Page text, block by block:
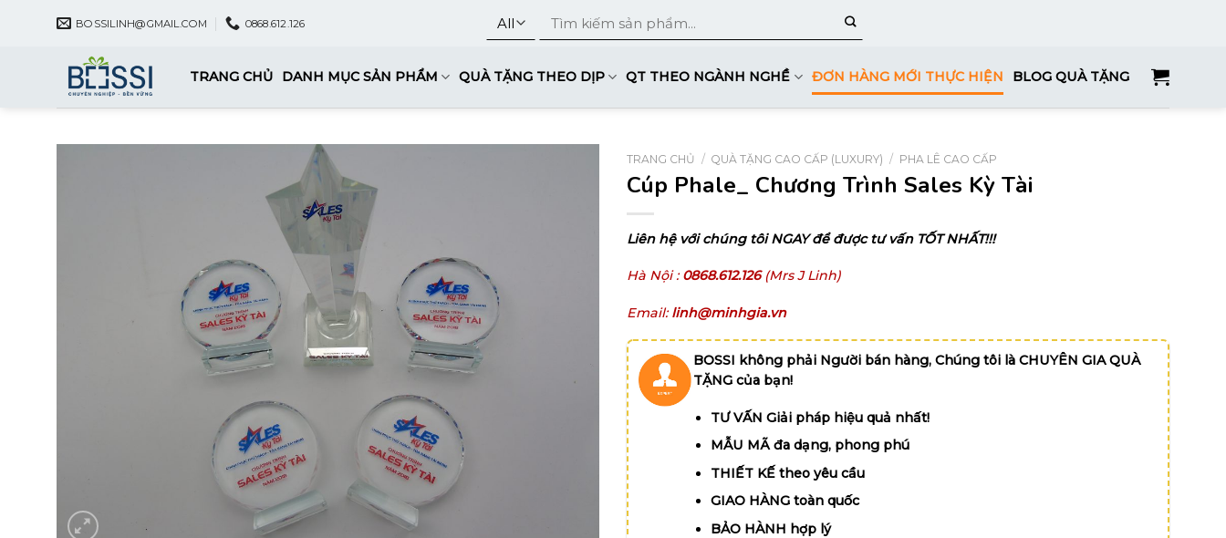
BOSSILINH@GMAIL.COM 0868.612.126
TRANG CHỦ DANH MỤC SẢN PHẨM QUÀ TẶNG THEO DỊP QT THEO NGÀNH NGHỀ ĐƠN HÀNG MỚI THỰC HIỆN BLOG QUÀ TẶNG
TRANG CHỦ / QUÀ TẶNG CAO CẤP (LUXURY) / PHA LÊ CAO CẤP
Cúp Phale_ Chương Trình Sales Kỳ Tài
Liên hệ với chúng tôi NGAY để được tư vấn TỐT NHẤT!!!
Hà Nội :0868.612.126(Mrs J Linh)
Email:linh@minhgia.vn
BOSSI không phải Người bán hàng, Chúng tôi là CHUYÊN GIA QUÀ
TẶNG của bạn!
TƯ VẤN Giải pháp hiệu quả nhất!
MẪU MÃ đa dạng, phong phú
THIẾT KẾ theo yêu cầu
GIAO HÀNG toàn quốc
BẢO HÀNH hợp lý